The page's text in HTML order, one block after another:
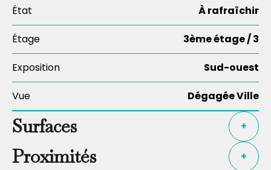
État À rafraîchir
Étage 3ème étage / 3
Exposition Sud-ouest
Vue Dégagée Ville
Surfaces +
Proximités +